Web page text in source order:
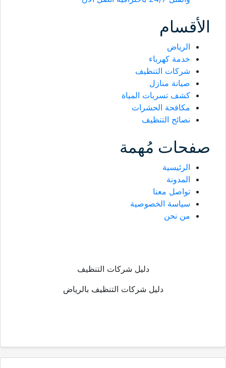
الأقسام
الرياض
خدمة كهرباء
شركات التنظيف
صيانة منازل
كشف تسربات المياة
مكافحة الحشرات
نصائح التنظيف
صفحات مُهمة
الرئيسية
المدونة
تواصل معنا
سياسة الخصوصية
من نحن
دليل شركات التنظيف
دليل شركات التنظيف بالرياض